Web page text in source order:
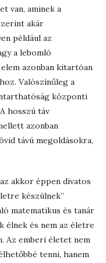
van, aminek a
akár
például az
a lebomló
azonban kitartóan
Valószínűleg a
központi
hosszú táv
azonban
távú megoldásokra,
akkor éppen divatos
készülnek”
matematikus és tanár
élnek és nem az életre
Az emberi életet nem
tenni, hanem